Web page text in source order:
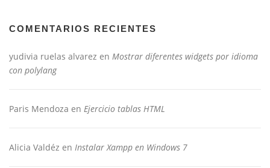
COMENTARIOS RECIENTES
yudivia ruelas alvarez en Mostrar diferentes widgets por idioma
con polylang
Paris Mendoza en Ejercicio tablas HTML
Alicia Valdéz en Instalar Xampp en Windows 7